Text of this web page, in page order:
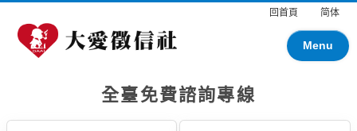
回首頁 简体
Menu
全臺免費諮詢專線